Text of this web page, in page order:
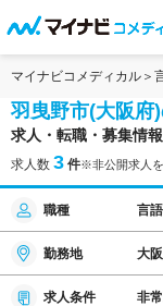
マイナビコメディカル
羽曳野市(大阪府
求人・転職・募集情
求人数 3 件※非公開求人を
職種 言
勤務地 大
求人条件 非